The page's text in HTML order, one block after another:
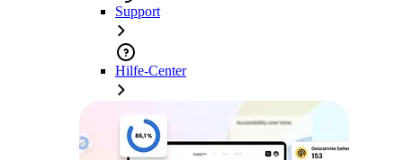
Support
Hilfe-Center